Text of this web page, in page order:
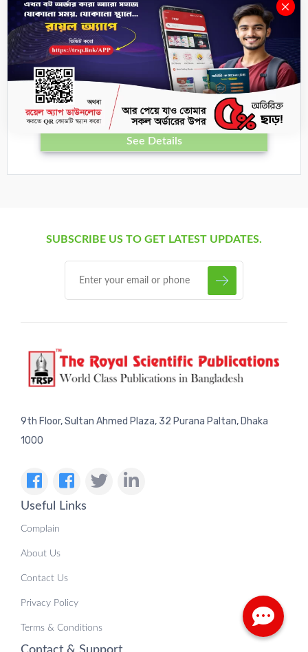
পদার্থবিজ্ঞান ২য় পত্র
See Details
পদার্থবিজ্ঞান ১ম পত্র
See Details
SUBSCRIBE US TO GET LATEST UPDATES.
9th Floor, Sultan Ahmed Plaza, 32 Purana Paltan, Dhaka
1000
Useful Links
Complain
About Us
Contact Us
Privacy Policy
Terms & Conditions